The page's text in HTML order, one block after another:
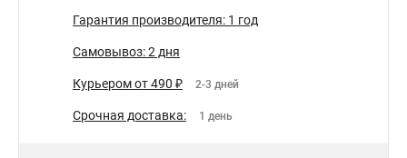
Гарантия производителя: 1 год
Самовывоз: 2 дня
Курьером от 490 ₽ 2-3 дней
Срочная доставка: 1 день